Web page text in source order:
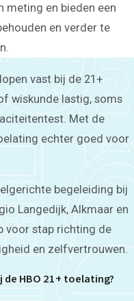
meting en bieden een
en verder te
vast bij de 21+
wiskunde lastig, soms
Met de
echter goed voor
begeleiding bij
Langedijk, Alkmaar en
voor stap richting de
en zelfvertrouwen.
HBO 21+ toelating?